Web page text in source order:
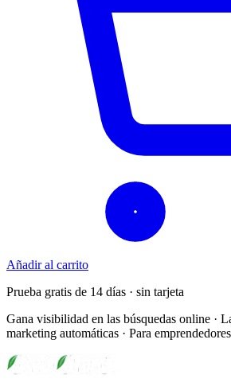
Añadir al carrito
Prueba gratis de 14 días · sin tarjeta
Gana visibilidad en las búsquedas online ·
marketing automáticas · Para